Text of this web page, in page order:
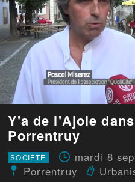
Y'a de l'Ajoie
Porrentruy
SOCIÉTÉ mardi 8
Porrentruy